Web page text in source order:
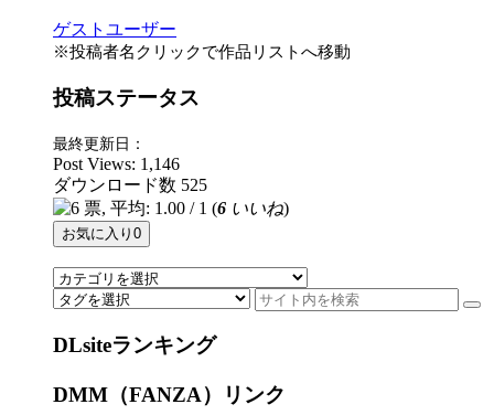
ゲストユーザー
※投稿者名クリックで作品リストへ移動
投稿ステータス
最終更新日：
Post Views: 1,146
ダウンロード数 525
(6 いいね)
お気に入り 0
DLsiteランキング
DMM（FANZA）リンク